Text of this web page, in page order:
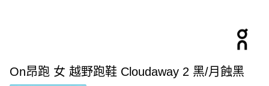
On昂跑 女 越野跑鞋 Cloudaway 2 黑/月蝕黑